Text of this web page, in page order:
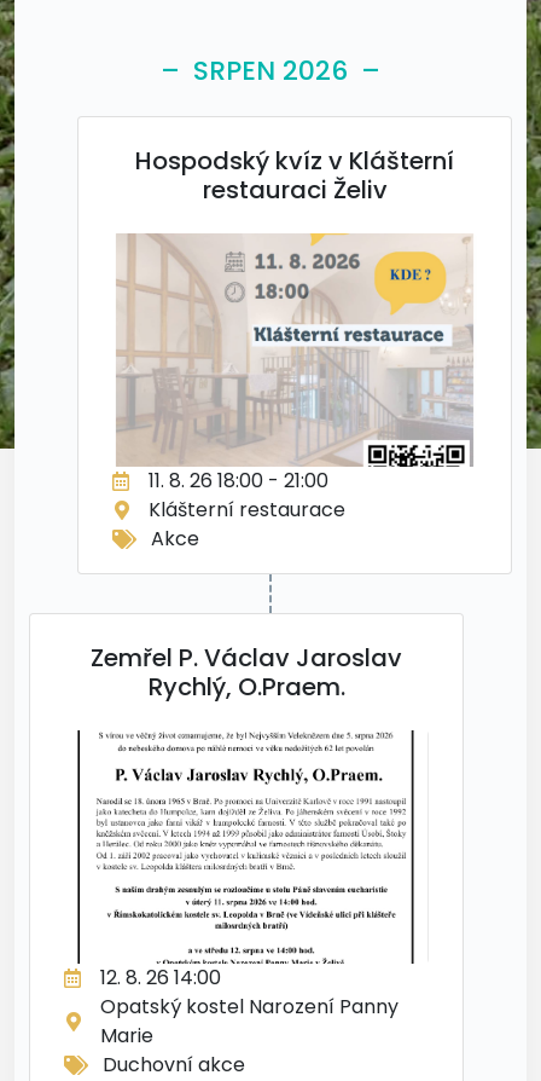
– SRPEN 2026 –
Hospodský kvíz v Klášterní
restauraci Želiv
11. 8. 26 18:00 - 21:00
Klášterní restaurace
Akce
Zemřel P. Václav Jaroslav
Rychlý, O.Praem.
12. 8. 26 14:00
Opatský kostel Narození Panny
Marie
Duchovní akce